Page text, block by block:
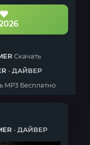
Скачать
-ДАЙВЕР
MP3 Бесплатно
-ДАЙВЕР